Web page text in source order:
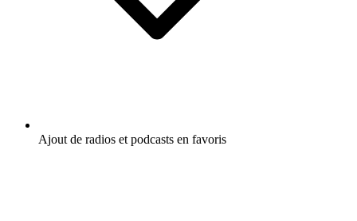
Ajout de radios et podcasts en favoris